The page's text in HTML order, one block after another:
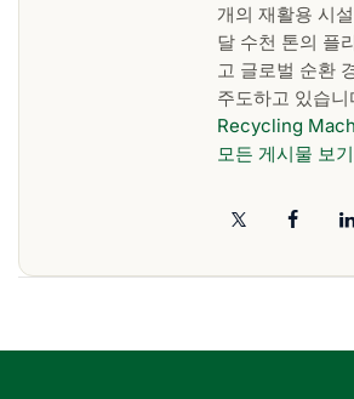
개의 재활용 시
달 수천 톤의 플
고 글로벌 순환
주도하고 있습니
Recycling
모든 게시물 보기